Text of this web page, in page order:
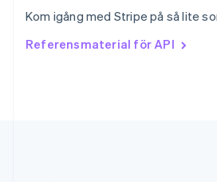
Kom igång med Stripe på så lite
Referensmaterial för API
ไทยEnglish
English